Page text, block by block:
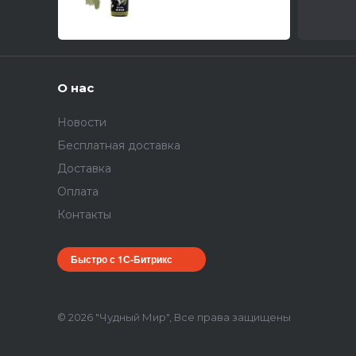
О нас
Новости
Бесплатная доставка
Доставка
Оплата
Контакты
Быстро с 1С-Битрикс
© 2026 "Чудный Мир", Все права защищены